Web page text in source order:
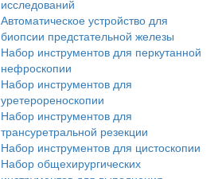
исследований
Автоматическое устройство для
биопсии предстательной железы
Набор инструментов для перкутанной
нефроскопии
Набор инструментов для
уретерореноскопии
Набор инструментов для
трансуретральной резекции
Набор инструментов для цистоскопии
Набор общехирургических